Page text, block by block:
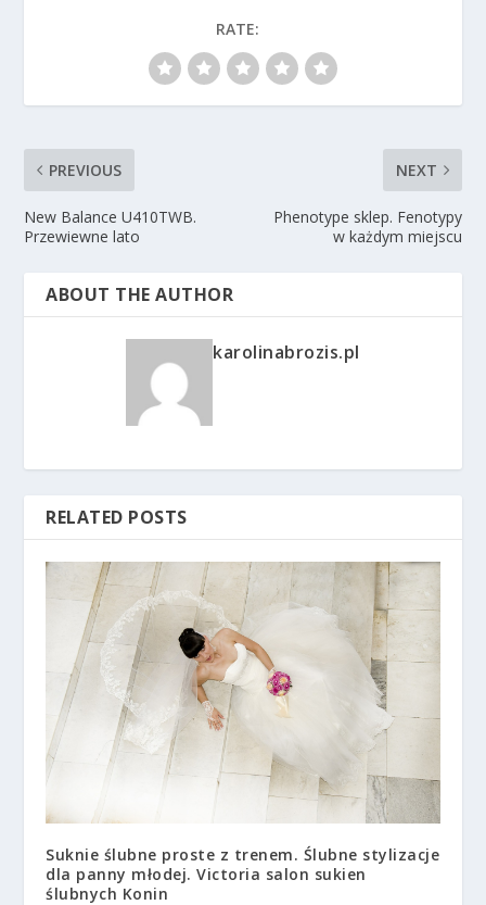
RATE:
PREVIOUS
New Balance U410TWB.
Przewiewne lato
NEXT
Phenotype sklep. Fenotypy
w każdym miejscu
ABOUT THE AUTHOR
karolinabrozis.pl
RELATED POSTS
Suknie ślubne proste z trenem. Ślubne stylizacje
dla panny młodej. Victoria salon sukien
ślubnych Konin